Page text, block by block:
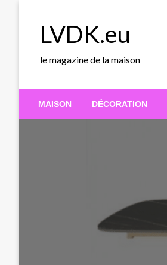
LVDK.eu
le magazine de la maison
MAISON DÉCORATION